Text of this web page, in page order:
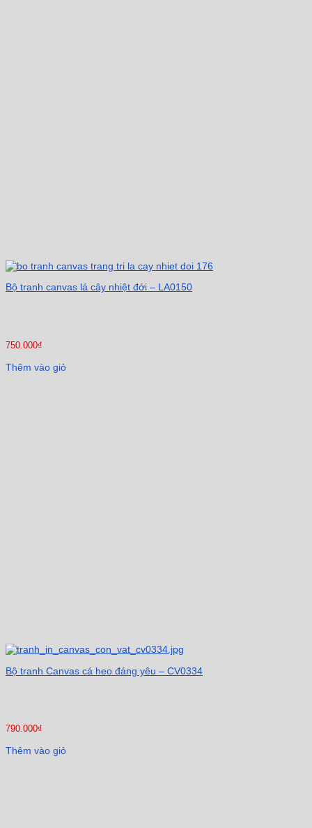
Bộ tranh canvas lá cây nhiệt đới – LA0150
750.000₫
Thêm vào giỏ
Bộ tranh Canvas cá heo đáng yêu – CV0334
790.000₫
Thêm vào giỏ